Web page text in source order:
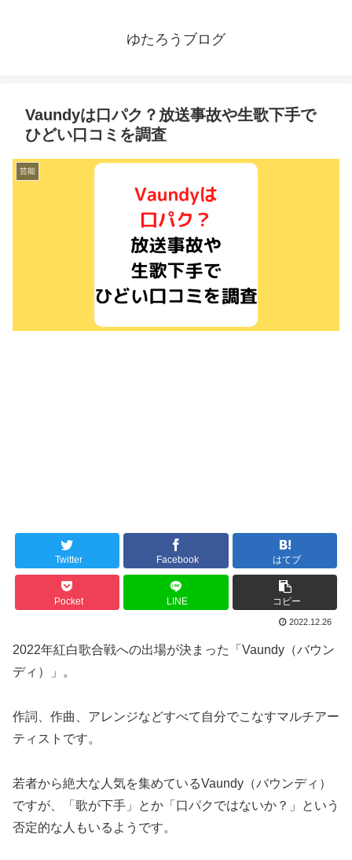
ゆたろうブログ
Vaundyは口パク？放送事故や生歌下手で
ひどい口コミを調査
芸能
Twitter Facebook はてブ
Pocket LINE コピー
2022.12.26
2022年紅白歌合戦への出場が決まった「Vaundy（バウン
ディ）」。
作詞、作曲、アレンジなどすべて自分でこなすマルチアー
ティストです。
若者から絶大な人気を集めているVaundy（バウンディ）
ですが、「歌が下手」とか「口パクではないか？」という
否定的な人もいるようです。